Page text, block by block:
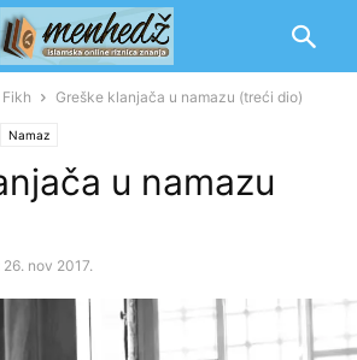
Fikh Greške klanjača u namazu (treći dio)
Namaz
u namazu
nov 2017.